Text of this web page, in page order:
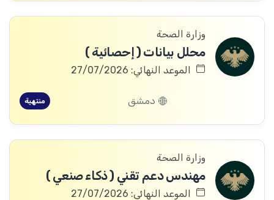
وزارة الصحة
محلل بيانات ( إحصائية )
الموعد النهائي: 27/07/2026
دمشق منتهية
وزارة الصحة
مهندس دعم تقني ( ذكاء صنعي )
الموعد النهائي: 27/07/2026